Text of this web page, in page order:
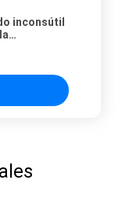
inconsútil